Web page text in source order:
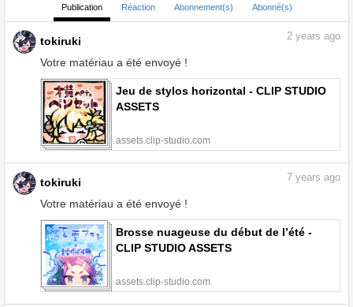
Publication Réaction Abonnement(s) Abonné(s)
tokiruki
Votre matériau a été envoyé !
2 years ago
Jeu de stylos horizontal - CLIP STUDIO
ASSETS
assets.clip-studio.com
tokiruki
Votre matériau a été envoyé !
7 years ago
Brosse nuageuse du début de l’été -
CLIP STUDIO ASSETS
assets.clip-studio.com